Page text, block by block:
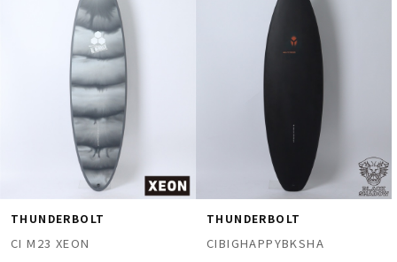
THUNDERBOLT
CI M23 XEON
THUNDERBOLT
CIBIGHAPPYBKSHA